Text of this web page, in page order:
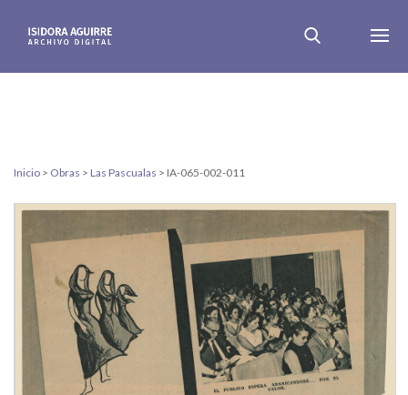
Inicio > Obras > Las Pascualas > IA-065-002-011